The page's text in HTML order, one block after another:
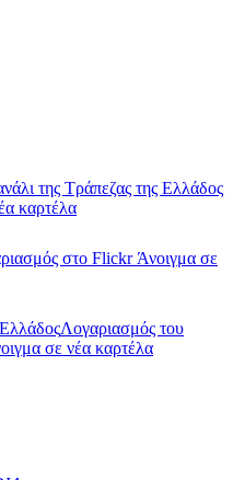
της Τράπεζας της Ελλάδος
καρτέλα
στο FlickrΆνοιγμα σε
Λογαριασμός του
σε νέα καρτέλα